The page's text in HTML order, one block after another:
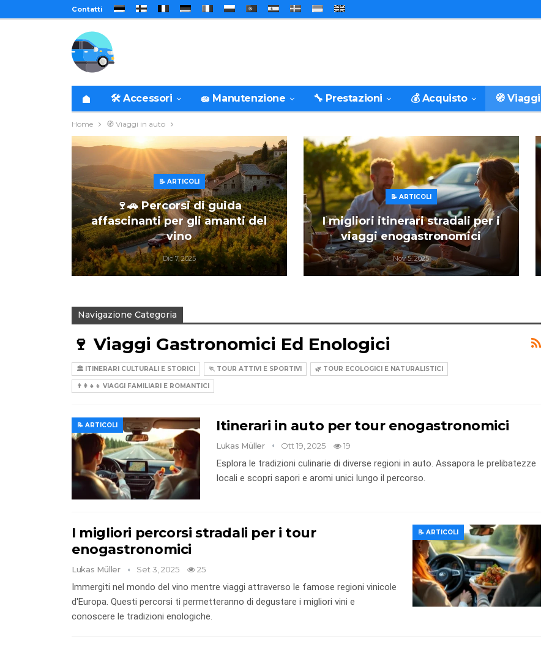
Contatti
🛠️ Accessori 🧽 Manutenzione 🔧 Prestazioni 💰 Acquisto 🧭 Viaggi
Home 🧭 Viaggi in auto
📝 ARTICOLI
🍷🚗 Percorsi di guida
affascinanti per gli amanti del
vino
Dic 7, 2025
📝 ARTICOLI
I migliori itinerari stradali per i
viaggi enogastronomici
Nov 5, 2025
Navigazione Categoria
🍷 Viaggi Gastronomici Ed Enologici
🏛️ ITINERARI CULTURALI E STORICI 🏃 TOUR ATTIVI E SPORTIVI 🌿 TOUR ECOLOGICI E NATURALISTICI
👨‍👩‍👧‍👦 VIAGGI FAMILIARI E ROMANTICI
📝 ARTICOLI Itinerari in auto per tour enogastronomici
Lukas Müller Ott 19, 2025 19
Esplora le tradizioni culinarie di diverse regioni in auto. Assapora le prelibatezze
locali e scopri sapori e aromi unici lungo il percorso.
📝 ARTICOLI
I migliori percorsi stradali per i tour
enogastronomici
Lukas Müller Set 3, 2025 25
Immergiti nel mondo del vino mentre viaggi attraverso le famose regioni vinicole
d'Europa. Questi percorsi ti permetteranno di degustare i migliori vini e
conoscere le tradizioni enologiche.